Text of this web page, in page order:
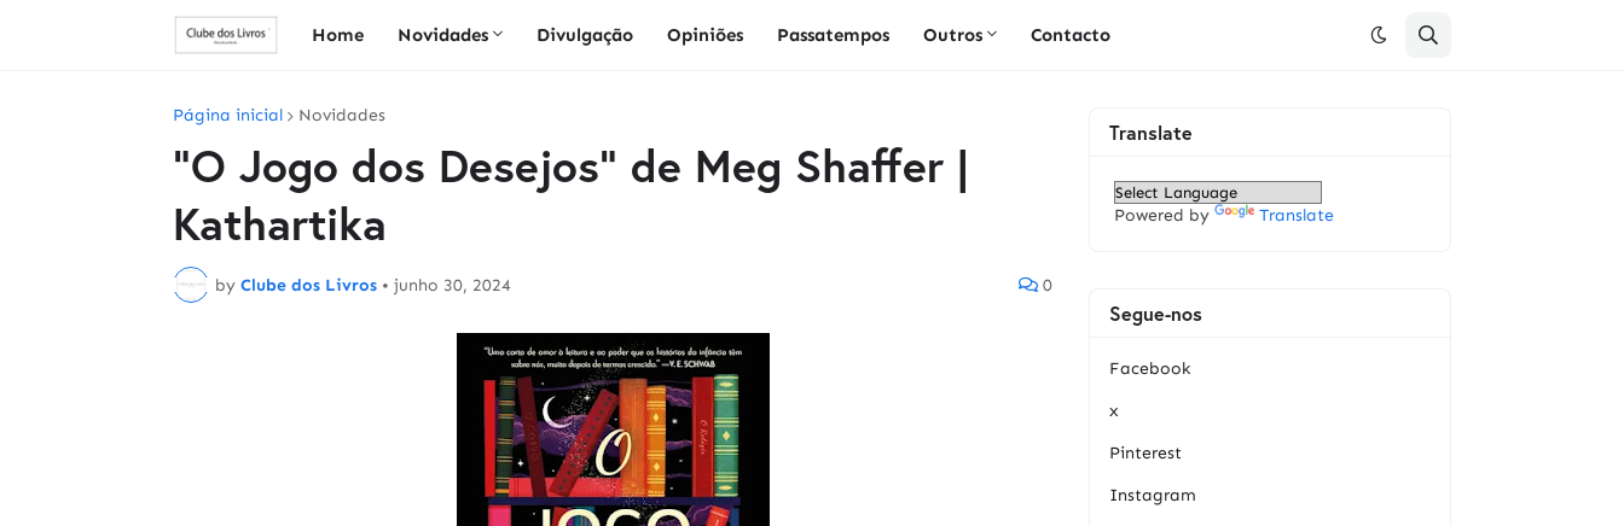
Home Novidades Divulgação Opiniões Passatempos Outros Contacto
Página inicial Novidades
"O Jogo dos Desejos" de Meg Shaffer |
Kathartika
by Clube dos Livros • junho 30, 2024 0
Translate
Powered by Translate
Segue-nos
Facebook
x
Pinterest
Instagram